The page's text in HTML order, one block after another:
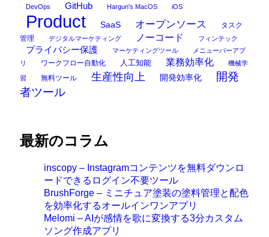
DevOps GitHub Hargun's MacOS iOS
Product SaaS オープンソース
タスク
管理
デジタルマーケティング ノーコード フィンテック
プライバシー保護 マーケティングツール
メニューバーアプ
リ
ワークフロー自動化 人工知能 業務効率化 機械学
習 無料ツール 生産性向上 開発効率化
開発
者ツール
最新のコラム
inscopy – Instagramコンテンツを無料ダウンロ
ードできるログイン不要ツール
BrushForge – ミニチュア塗装の塗料管理と配色
を効率化するオールインワンアプリ
Melomi – AIが感情を歌に変換する3分カスタム
ソング作成アプリ